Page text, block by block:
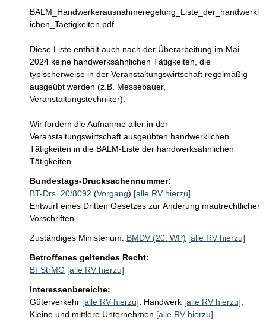
BALM_Handwerkerausnahmeregelung_Liste_der_handwerkl
ichen_Taetigkeiten.pdf
Diese Liste enthält auch nach der Überarbeitung im Mai
2024 keine handwerksähnlichen Tätigkeiten, die
typischerweise in der Veranstaltungswirtschaft regelmäßig
ausgeübt werden (z.B. Messebauer,
Veranstaltungstechniker).
Wir fordern die Aufnahme aller in der
Veranstaltungswirtschaft ausgeübten handwerklichen
Tätigkeiten in die BALM-Liste der handwerksähnlichen
Bundestags-Drucksachennummer:
BT-Drs. 20/8092 (Vorgang) [alle RV hierzu]
Entwurf eines Dritten Gesetzes zur Änderung mautrechtlicher
Vorschriften
Zuständiges Ministerium: BMDV (20. WP) [alle RV hierzu]
Betroffenes geltendes Recht:
BFStrMG [alle RV hierzu]
Interessenbereiche:
Güterverkehr [alle RV hierzu]; Handwerk [alle RV hierzu];
Kleine und mittlere Unternehmen [alle RV hierzu]